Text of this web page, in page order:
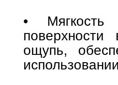
• Мягкость
ощупь,